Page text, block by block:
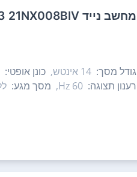
מחשב נייד Lenovo ThinkPad X1 Carbon Gen 13 21NX008BIV לנובו
גודל מסך: 14‏ אינטש, כונן אופטי:
רענון תצוגה: 60 Hz, מסך מגע: